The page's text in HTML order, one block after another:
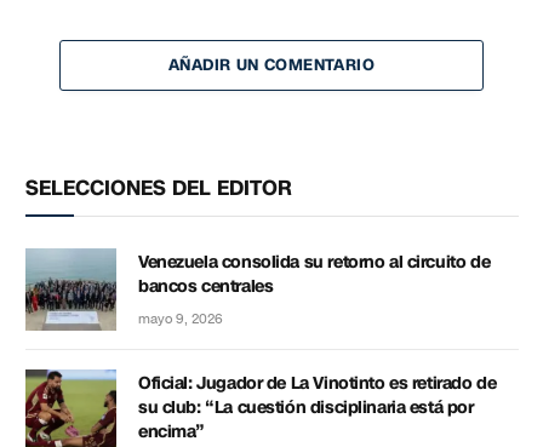
AÑADIR UN COMENTARIO
SELECCIONES DEL EDITOR
Venezuela consolida su retorno al circuito de
bancos centrales
mayo 9, 2026
Oficial: Jugador de La Vinotinto es retirado de
su club: “La cuestión disciplinaria está por
encima”